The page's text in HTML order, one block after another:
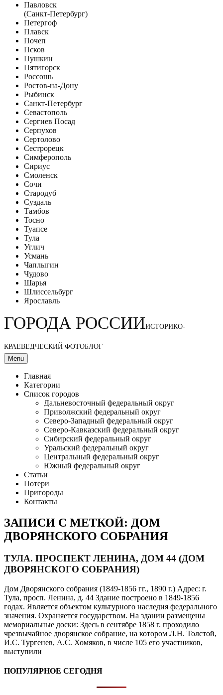
Павловск
(Санкт-Петербург)
Петергоф
Плавск
Почеп
Псков
Пушкин
Пятигорск
Россошь
Ростов-на-Дону
Рыбинск
Санкт-Петербург
Севастополь
Сергиев Посад
Серпухов
Сертолово
Сестрорецк
Симферополь
Сириус
Смоленск
Сочи
Стародуб
Суздаль
Тамбов
Тосно
Туапсе
Тула
Углич
Усмань
Чаплыгин
Чудово
Шарья
Шлиссельбург
Ярославль
ГОРОДА РОССИИИСТОРИКО-
КРАЕВЕДЧЕСКИЙ ФОТОБЛОГ
Menu
Главная
Категории
Список городов
Дальневосточный федеральный округ
Приволжский федеральный округ
Северо-Западный федеральный округ
Северо-Кавказский федеральный округ
Сибирский федеральный округ
Уральский федеральный округ
Центральный федеральный округ
Южный федеральный округ
Статьи
Потери
Пригороды
Контакты
ЗАПИСИ С МЕТКОЙ: ДОМ
ДВОРЯНСКОГО СОБРАНИЯ
ТУЛА. ПРОСПЕКТ ЛЕНИНА, ДОМ 44 (ДОМ
ДВОРЯНСКОГО СОБРАНИЯ)
Дом Дворянского собрания (1849-1856 гг., 1890 г.) Адрес: г.
Тула, просп. Ленина, д. 44 Здание построено в 1849-1856
годах. Является объектом культурного наследия федерального
значения. Охраняется государством. На здании размещены
мемориальные доски: Здесь в сентябре 1858 г. проходило
чрезвычайное дворянское собрание, на котором Л.Н. Толстой,
И.С. Тургенев, А.С. Хомяков, в числе 105 его участников,
выступили
ПОПУЛЯРНОЕ СЕГОДНЯ